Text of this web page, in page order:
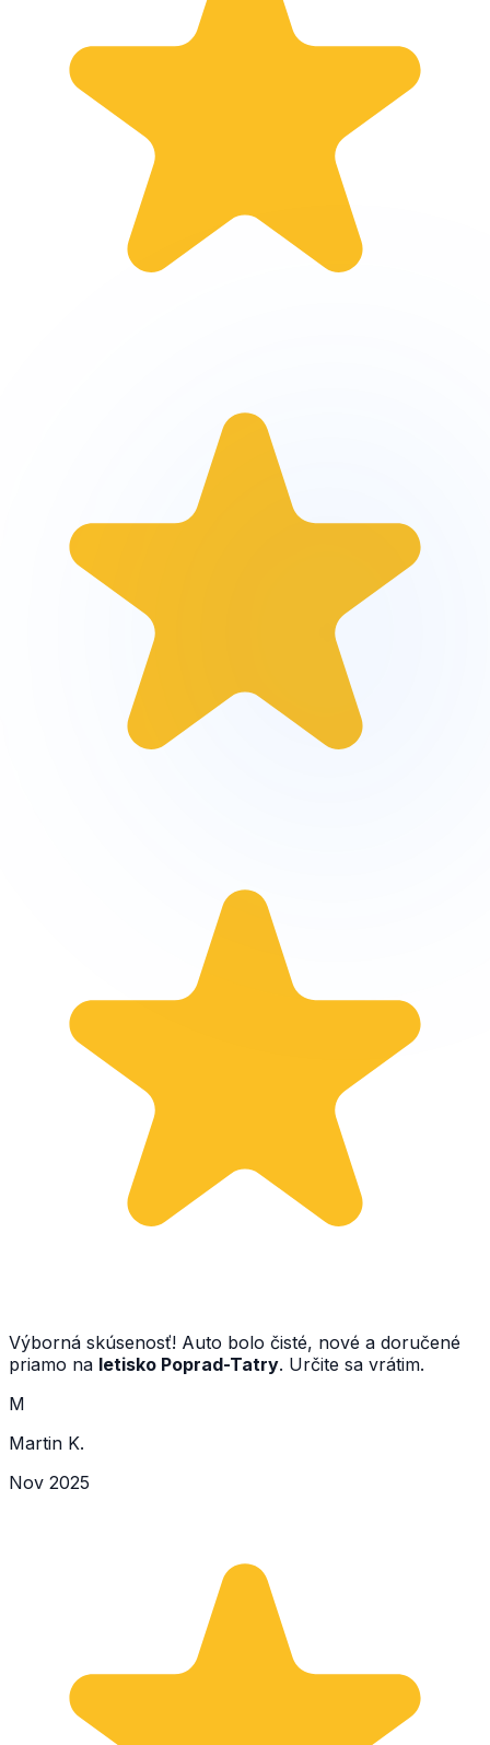
Výborná skúsenosť! Auto bolo čisté, nové a doručené
priamo na letisko Poprad-Tatry. Určite sa vrátim.
M
Martin K.
Nov 2025